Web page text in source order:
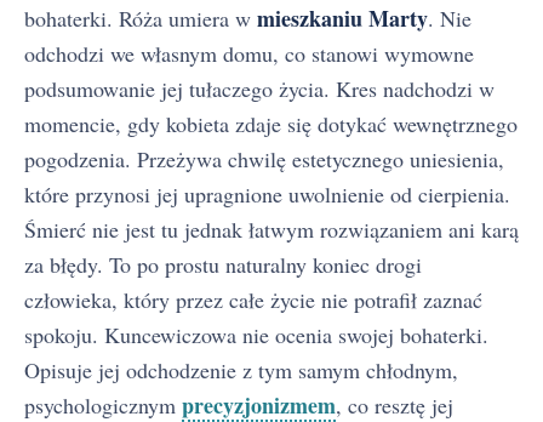
bohaterki. Róża umiera w mieszkaniu Marty. Nie
odchodzi we własnym domu, co stanowi wymowne
podsumowanie jej tułaczego życia. Kres nadchodzi w
momencie, gdy kobieta zdaje się dotykać wewnętrznego
pogodzenia. Przeżywa chwilę estetycznego uniesienia,
które przynosi jej upragnione uwolnienie od cierpienia.
Śmierć nie jest tu jednak łatwym rozwiązaniem ani karą
za błędy. To po prostu naturalny koniec drogi
człowieka, który przez całe życie nie potrafił zaznać
spokoju. Kuncewiczowa nie ocenia swojej bohaterki.
Opisuje jej odchodzenie z tym samym chłodnym,
psychologicznym precyzjonizmem, co resztę jej